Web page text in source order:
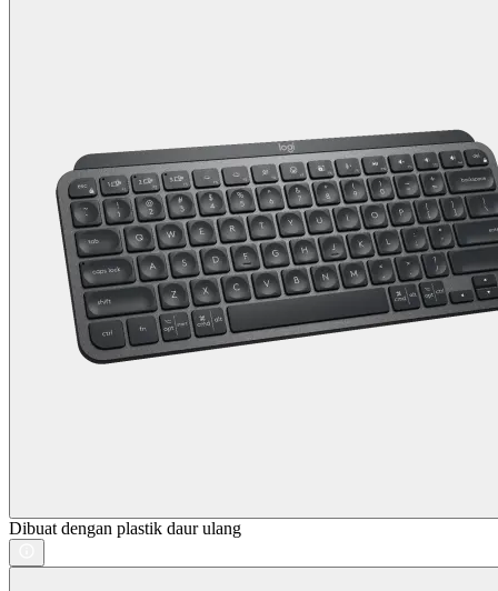
Dibuat dengan plastik daur ulang